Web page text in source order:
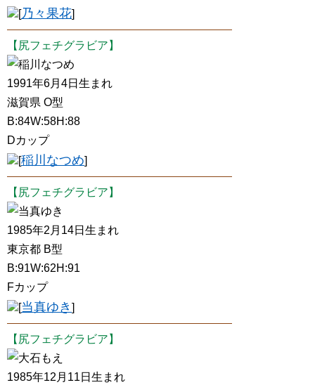
[乃々果花]
【尻フェチグラビア】
稲川なつめ
1991年6月4日生まれ
滋賀県 O型
B:84W:58H:88
Dカップ
[稲川なつめ]
【尻フェチグラビア】
当真ゆき
1985年2月14日生まれ
東京都 B型
B:91W:62H:91
Fカップ
[当真ゆき ]
【尻フェチグラビア】
大石もえ
1985年12月11日生まれ